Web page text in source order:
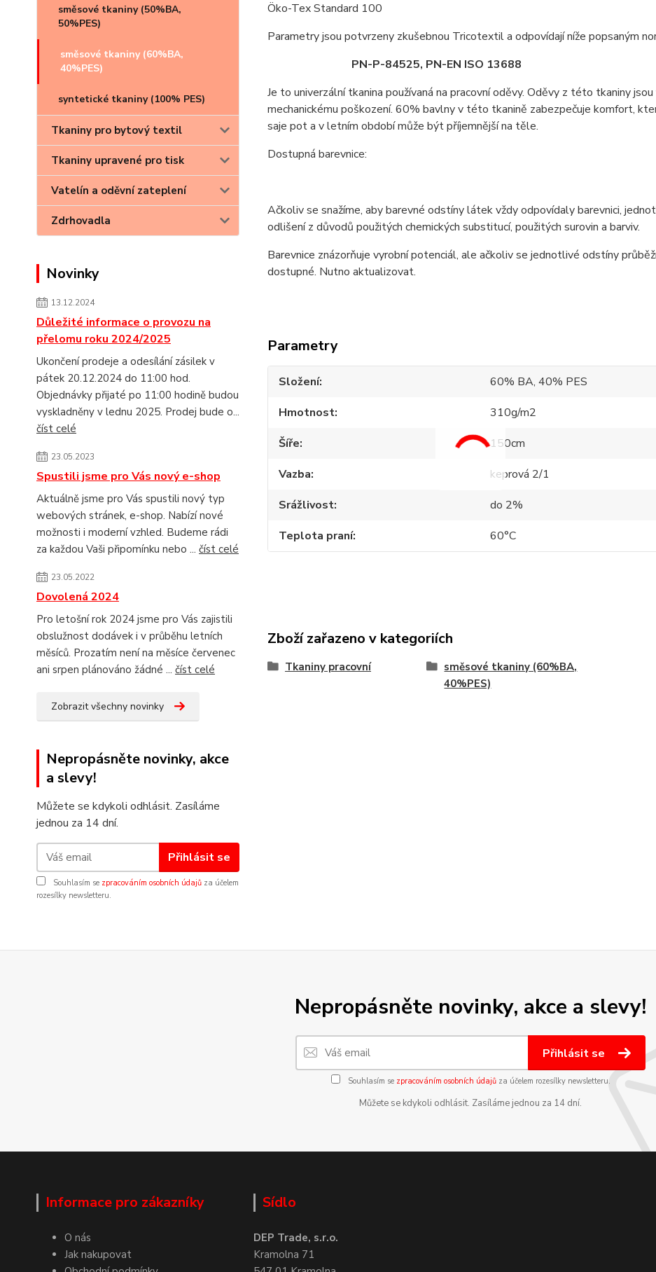
směsové tkaniny (50%BA,
50%PES)
směsové tkaniny (60%BA,
40%PES)
syntetické tkaniny (100% PES)
Tkaniny pro bytový textil
Tkaniny upravené pro tisk
Vatelín a oděvní zateplení
Zdrhovadla
Novinky
13.12.2024
Důležité informace o provozu na
přelomu roku 2024/2025
Ukončení prodeje a odesílání zásilek v
pátek 20.12.2024 do 11:00 hod.
Objednávky přijaté po 11:00 hodině budou
vyskladněny v lednu 2025. Prodej bude o...
číst celé
23.05.2023
Spustili jsme pro Vás nový e-shop
Aktuálně jsme pro Vás spustili nový typ
webových stránek, e-shop. Nabízí nové
možnosti i moderní vzhled. Budeme rádi
za každou Vaši připomínku nebo ... číst celé
23.05.2022
Dovolená 2024
Pro letošní rok 2024 jsme pro Vás zajistili
obslužnost dodávek i v průběhu letních
měsíců. Prozatím není na měsíce červenec
ani srpen plánováno žádné ... číst celé
Zobrazit všechny novinky
Nepropásněte novinky, akce
a slevy!
Můžete se kdykoli odhlásit. Zasíláme
jednou za 14 dní.
Přihlásit se
Souhlasím se zpracováním osobních údajů za účelem
rozesílky newsletteru.
Öko-Tex Standard 100
Parametry jsou potvrzeny zkušebnou Tricotextil a odpovídají níže popsaným
PN-P-84525, PN-EN ISO 13688
Je to univerzální tkanina používaná na pracovní oděvy. Oděvy z této tkaniny
mechanickému poškození. 60% bavlny v této tkanině zabezpečuje komfort,
saje pot a v letním období může být příjemnější na těle.
Dostupná barevnice:
Ačkoliv se snažíme, aby barevné odstíny látek vždy odpovídaly barevnici,
odlišení z důvodů použitých chemických substitucí, použitých surovin a barviv.
Barevnice znázorňuje vyrobní potenciál, ale ačkoliv se jednotlivé odstíny
dostupné. Nutno aktualizovat.
Parametry
Složení
60% BA, 40% PES
Hmotnost
310g/m2
Šíře
150cm
Vazba
keprová 2/1
Srážlivost
do 2%
Teplota praní
60°C
Zboží zařazeno v kategoriích
Tkaniny pracovní
směsové tkaniny (60%BA,
40%PES)
Nepropásněte novinky, akce a slevy!
Přihlásit se
Souhlasím se zpracováním osobních údajůza účelem rozesílky newsletteru.
Můžete se kdykoli odhlásit. Zasíláme jednou za 14 dní.
Informace pro zákazníky
O nás
Jak nakupovat
Sídlo
DEP Trade, s.r.o.
Kramolna 71